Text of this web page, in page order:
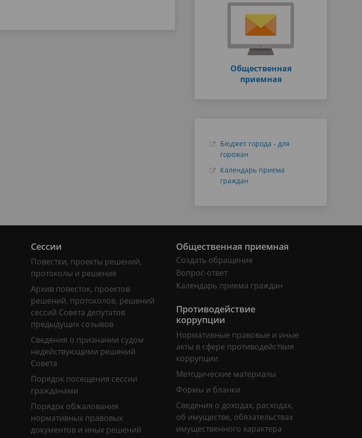
Общественная
приемная
Бюджет города - для
горожан
Календарь приема
граждан
Сессии
Повестки, проекты решений,
протоколы и решения
Архив повесток, проектов
решений, протоколов, решений
сессий Совета депутатов
предыдущих созывов
Сведения о признании судом
недействующими решений
Совета
Порядок посещения сессии
гражданами
Порядок обжалования
нормативных правовых
документов и иных решений
Общественная приемная
Создать обращение
Вопрос-ответ
Календарь приема граждан
Противодействие
коррупции
Нормативные правовые и иные
акты в сфере противодействия
коррупции
Методические материалы
Формы и бланки
Сведения о доходах, расходах,
об имуществе, обязательствах
имущественного характера